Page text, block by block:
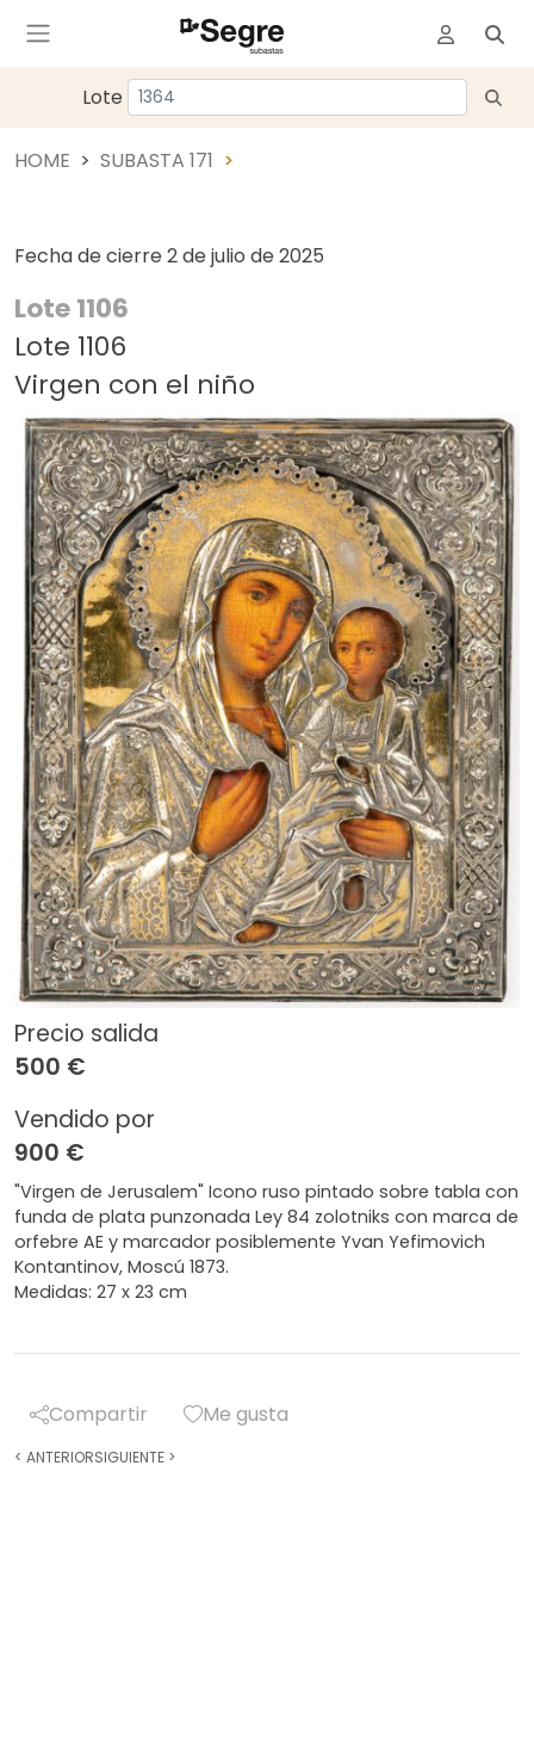
Lote
HOME SUBASTA 171
Fecha de cierre 2 de julio de 2025
Lote 1106
Lote 1106
Virgen con el niño
Precio salida
500 €
Vendido por
900 €
"Virgen de Jerusalem" Icono ruso pintado sobre tabla con
funda de plata punzonada Ley 84 zolotniks con marca de
orfebre AE y marcador posiblemente Yvan Yefimovich
Kontantinov, Moscú 1873.
Medidas: 27 x 23 cm
Compartir Me gusta
< ANTERIORSIGUIENTE >